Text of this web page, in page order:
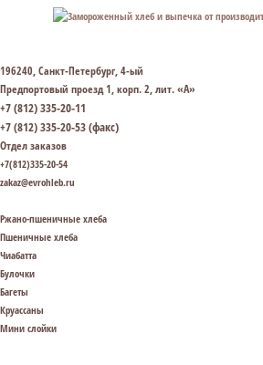
196240, Санкт-Петербург, 4-ый
Предпортовый проезд 1, корп. 2, лит. «А»
+7 (812) 335-20-11
+7 (812) 335-20-53 (факс)
Отдел заказов
+7(812)335-20-54
zakaz@evrohleb.ru
Ржано-пшеничные хлеба
Пшеничные хлеба
Чиабатта
Булочки
Багеты
Круассаны
Мини слойки